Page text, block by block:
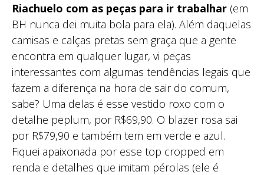
Riachuelo com as peças para ir trabalhar (em
BH nunca dei muita bola para ela). Além daquelas
camisas e calças pretas sem graça que a gente
encontra em qualquer lugar, vi peças
interessantes com algumas tendências legais que
fazem a diferença na hora de sair do comum,
sabe? Uma delas é esse vestido roxo com o
detalhe peplum, por R$69,90. O blazer rosa sai
por R$79,90 e também tem em verde e azul.
Fiquei apaixonada por esse top cropped em
renda e detalhes que imitam pérolas (ele é